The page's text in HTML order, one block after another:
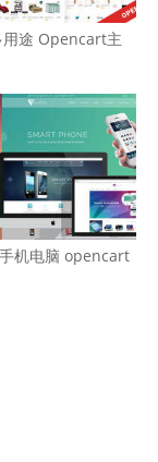
用途 Opencart主
机电脑 opencart